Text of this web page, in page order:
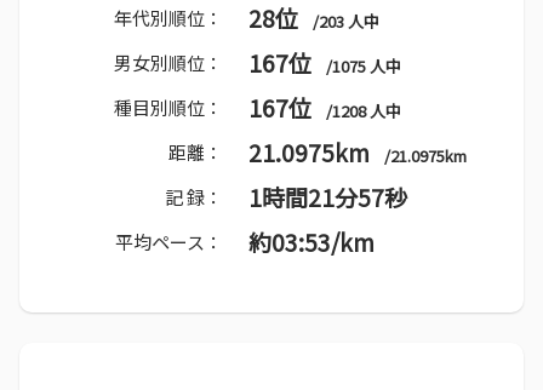
年代別順位： 28位 /203 人中
男女別順位： 167位 /1075 人中
種目別順位： 167位 /1208 人中
距離： 21.0975km /21.0975km
記 録： 1時間21分57秒
平均ペース： 約03:53/km